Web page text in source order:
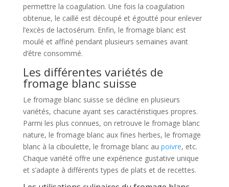
permettre la coagulation. Une fois la coagulation
obtenue, le caillé est découpé et égoutté pour enlever
l’excès de lactosérum. Enfin, le fromage blanc est
moulé et affiné pendant plusieurs semaines avant
d’être consommé.
Les différentes variétés de
fromage blanc suisse
Le fromage blanc suisse se décline en plusieurs
variétés, chacune ayant ses caractéristiques propres.
Parmi les plus connues, on retrouve le fromage blanc
nature, le fromage blanc aux fines herbes, le fromage
blanc à la ciboulette, le fromage blanc au poivre, etc.
Chaque variété offre une expérience gustative unique
et s’adapte à différents types de plats et de recettes.